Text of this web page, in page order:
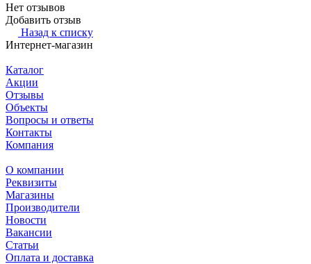
Нет отзывов
Добавить отзыв
Назад к списку
Интернет-магазин
Каталог
Акции
Отзывы
Объекты
Вопросы и ответы
Контакты
Компания
О компании
Реквизиты
Магазины
Производители
Новости
Вакансии
Статьи
Оплата и доставка